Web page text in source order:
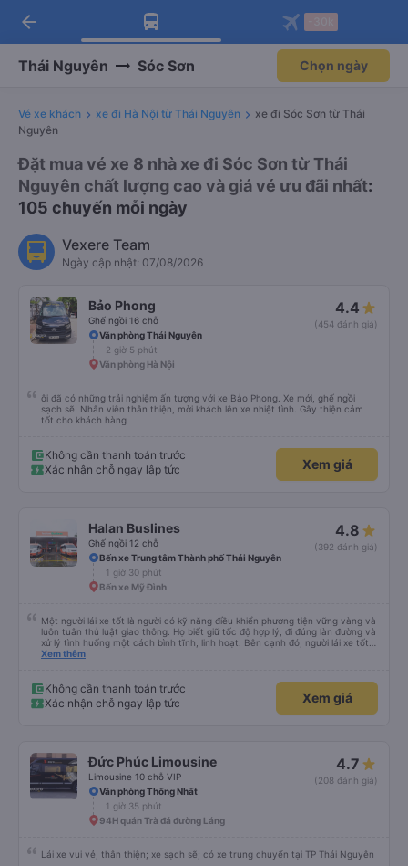
Tải app Vexere ngay!
Nhận ưu đãi thành viên độc
Mở app
Tải app Vexere
-30k/ghế khi đặt vé máy bay qua
Mở app
arrow_back
Thái Nguyên Sóc Sơn Chọn ngày
Vé xe khách xe đi Hà Nội từ Thái Nguyên
xe đi Sóc Sơn từ Thái
Nguyên
Đặt mua vé xe 8 nhà xe đi Sóc Sơn từ Thái
Nguyên chất lượng cao và giá vé ưu đãi nhất:
105 chuyến mỗi ngày
Vexere Team
Ngày cập nhật: 07/08/2026
Bảo Phong
Ghế ngồi 16 chỗ
4.4
(454 đánh giá)
Văn phòng Thái Nguyên
2 giờ 5 phút
Văn phòng Hà Nội
ôi đã có những trải nghiệm ấn tượng với xe Bảo Phong. Xe mới, ghế ngồi
sạch sẽ. Nhân viên thân thiện, mời khách lên xe nhiệt tình. Gây thiện cảm
tốt cho khách hàng
Không cần thanh toán trước
Xác nhận chỗ ngay lập tức
Xem giá
Halan Buslines
Ghế ngồi 12 chỗ
4.8
(392 đánh giá)
Bến xe Trung tâm Thành phố Thái Nguyên
1 giờ 30 phút
Bến xe Mỹ Đình
Một người lái xe tốt là người có kỹ năng điều khiển phương tiện vững vàng và
luôn tuân thủ luật giao thông. Họ biết giữ tốc độ hợp lý, đi đúng làn đường và
xử lý tình huống một cách bình tĩnh, linh hoạt. Bên cạnh đó, người lái xe tốt
còn có ý thức trách nhiệm cao, không sử dụng rượu bia hay điện thoại khi
năng mà còn là văn hóa và ý thức của mỗi người.
Xem thêm
Không cần thanh toán trước
Xác nhận chỗ ngay lập tức
Xem giá
Đức Phúc Limousine
Limousine 10 chỗ VIP
4.7
(208 đánh giá)
Văn phòng Thống Nhất
1 giờ 35 phút
94H quán Trà đá đường Láng
Lái xe vui vẻ, thân thiện; xe sạch sẽ; có xe trung chuyển tại TP Thái Nguyên